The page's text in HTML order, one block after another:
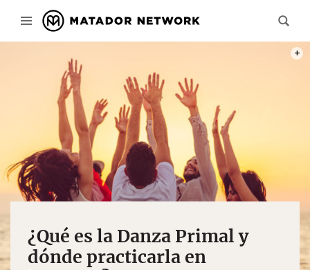
¿Qué es la Danza Primal y
dónde practicarla en